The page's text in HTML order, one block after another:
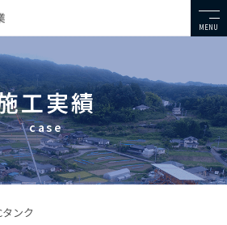
MENU
工実績
case
タンク